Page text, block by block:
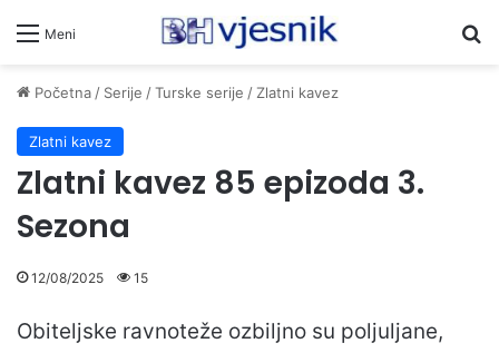
Meni
Početna/ Serije /Turske serije /Zlatni kavez
Zlatni kavez
Zlatni kavez 85 epizoda 3.
Sezona
12/08/2025 15
Obiteljske ravnoteže ozbiljno su poljuljane,